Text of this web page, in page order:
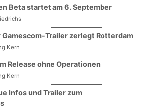
Beta startet am 6. September
Trailer zerlegt Rotterdam
Kern
Release ohne Operationen
Kern
Infos und Trailer zum